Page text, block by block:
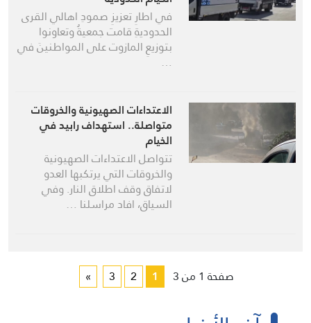
في اطارِ تعزيزِ صمودِ اهالي القرى
الحدوديةِ قامت جمعيةُ وتعاونوا
بتوزيعِ المازوت على المواطنينَ في
…
الاعتداءات الصهيونية والخروقات
متواصلة.. استهداف رابيد في
الخيام
تتواصل الاعتداءات الصهيونية
والخروقات التي يرتكبها العدو
لاتفاق وقف اطلاق النار. وفي
السياق، افاد مراسلنا …
صفحة 1 من 3 1
2
3
»